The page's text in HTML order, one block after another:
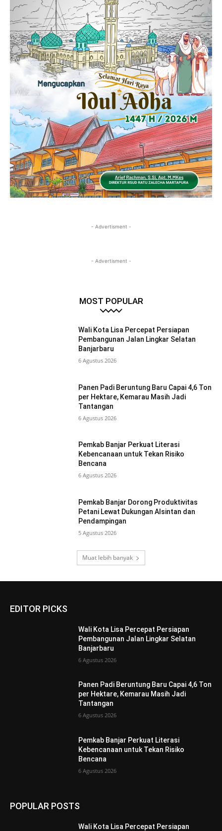
- Advertisment -
- Advertisment -
MOST POPULAR
Wali Kota Lisa Percepat Persiapan
Pembangunan Jalan Lingkar Selatan
Banjarbaru
6 Agustus 2026
Panen Padi Beruntung Baru Capai 4,6 Ton
per Hektare, Kemarau Masih Jadi
Tantangan
6 Agustus 2026
Pemkab Banjar Perkuat Literasi
Kebencanaan untuk Tekan Risiko
Bencana
6 Agustus 2026
Pemkab Banjar Dorong Produktivitas
Petani Lewat Dukungan Alsintan dan
Pendampingan
5 Agustus 2026
Muat lebih banyak
EDITOR PICKS
Wali Kota Lisa Percepat Persiapan
Pembangunan Jalan Lingkar Selatan
Banjarbaru
6 Agustus 2026
Panen Padi Beruntung Baru Capai 4,6 Ton
per Hektare, Kemarau Masih Jadi
Tantangan
6 Agustus 2026
Pemkab Banjar Perkuat Literasi
Kebencanaan untuk Tekan Risiko
Bencana
6 Agustus 2026
POPULAR POSTS
Wali Kota Lisa Percepat Persiapan